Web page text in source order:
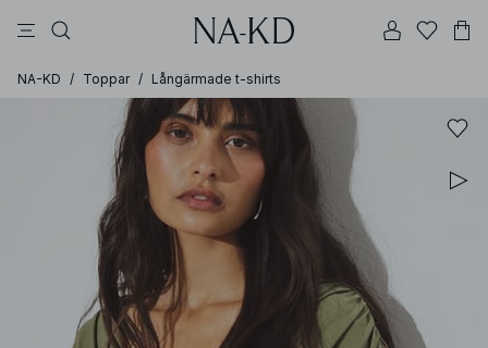
NA-KD / Toppar / Långärmade t-shirts